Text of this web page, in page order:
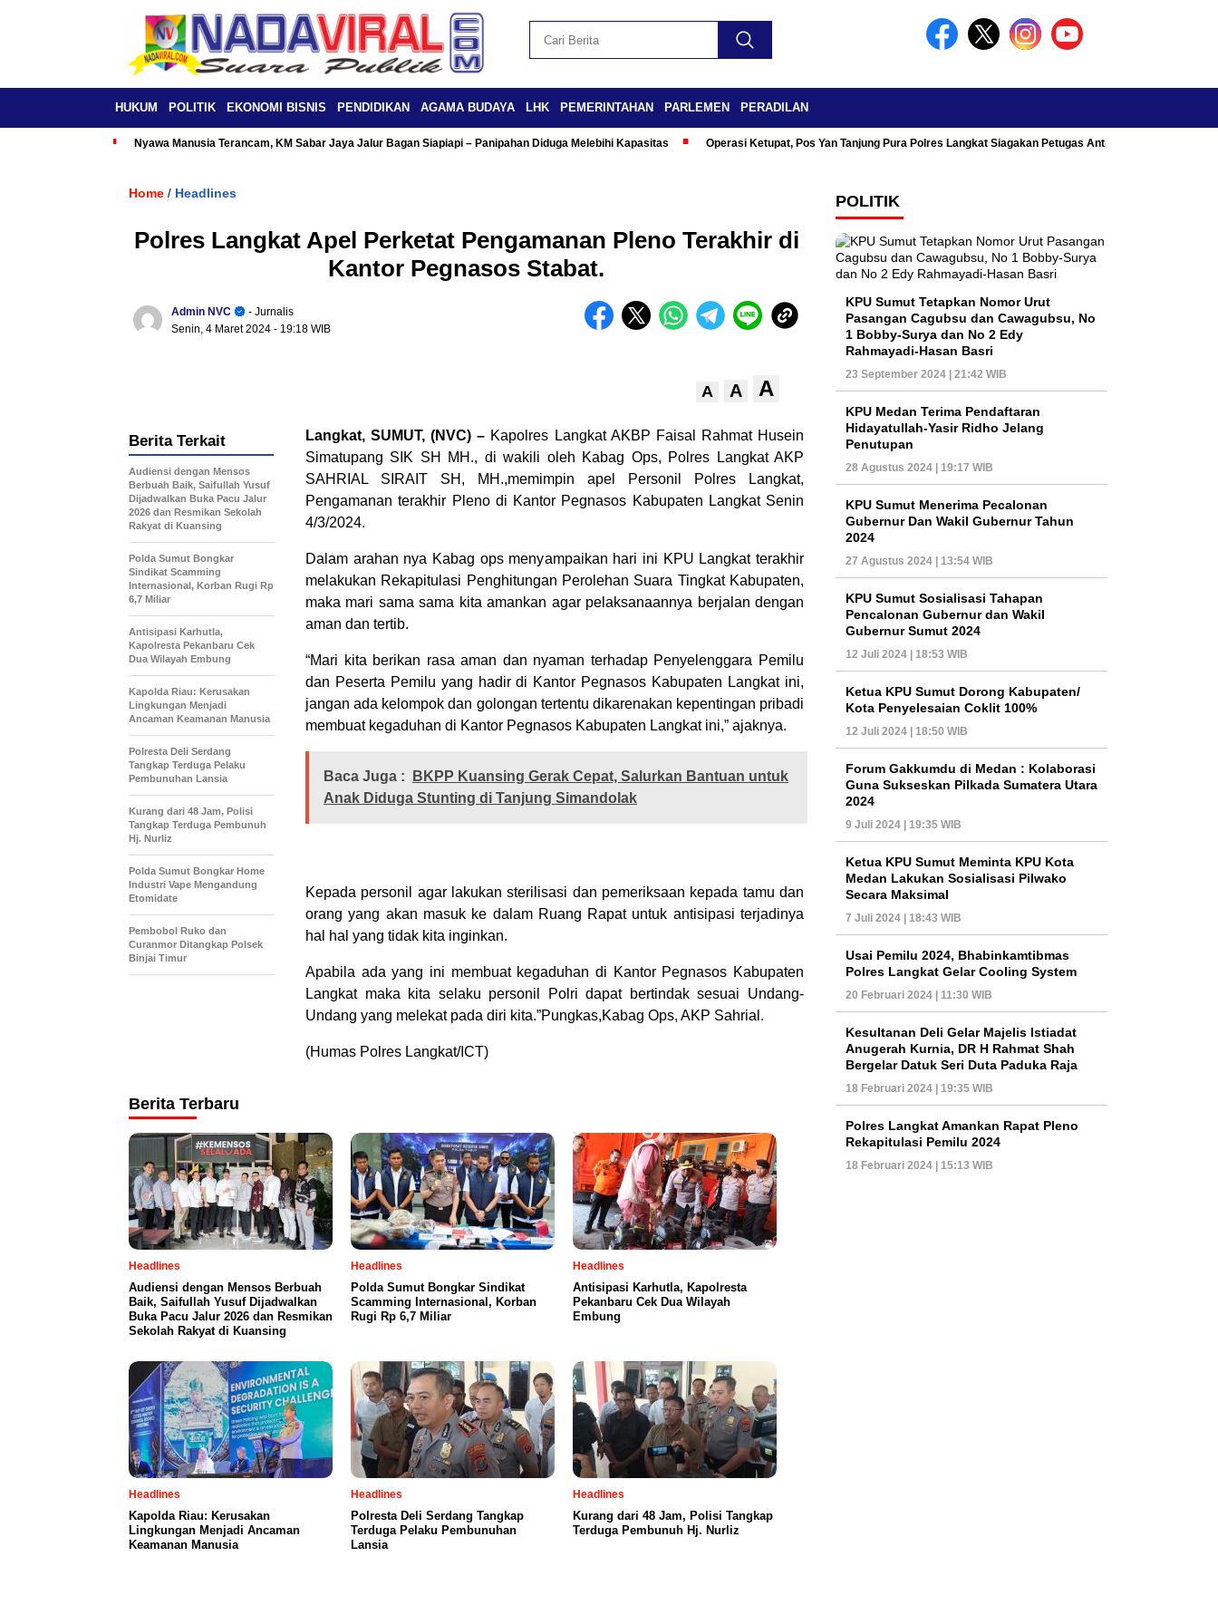
HUKUM POLITIK EKONOMI BISNIS PENDIDIKAN AGAMA BUDAYA LHK PEMERINTAHAN PARLEMEN PERADILAN
Nyawa Manusia Terancam, KM Sabar Jaya Jalur Bagan Siapiapi – Panipahan Diduga Melebihi Kapasitas Operasi Ketupat, Pos Yan Tanjung Pura Polres Langkat Siagakan Petugas Antisipasi Kemacetan
Home / Headlines
Polres Langkat Apel Perketat Pengamanan Pleno Terakhir di
Kantor Pegnasos Stabat.
Admin NVC
- Jurnalis
Senin, 4 Maret 2024 - 19:18 WIB
A A A
Langkat, SUMUT, (NVC) – Kapolres Langkat AKBP Faisal Rahmat Husein
Simatupang SIK SH MH., di wakili oleh Kabag Ops, Polres Langkat AKP
SAHRIAL SIRAIT SH, MH.,memimpin apel Personil Polres Langkat,
Pengamanan terakhir Pleno di Kantor Pegnasos Kabupaten Langkat Senin
4/3/2024.
Dalam arahan nya Kabag ops menyampaikan hari ini KPU Langkat terakhir
melakukan Rekapitulasi Penghitungan Perolehan Suara Tingkat Kabupaten,
maka mari sama sama kita amankan agar pelaksanaannya berjalan dengan
aman dan tertib.
“Mari kita berikan rasa aman dan nyaman terhadap Penyelenggara Pemilu
dan Peserta Pemilu yang hadir di Kantor Pegnasos Kabupaten Langkat ini,
jangan ada kelompok dan golongan tertentu dikarenakan kepentingan pribadi
membuat kegaduhan di Kantor Pegnasos Kabupaten Langkat ini,” ajaknya.
Baca Juga :
BKPP Kuansing Gerak Cepat, Salurkan Bantuan untuk
Anak Diduga Stunting di Tanjung Simandolak
Kepada personil agar lakukan sterilisasi dan pemeriksaan kepada tamu dan
orang yang akan masuk ke dalam Ruang Rapat untuk antisipasi terjadinya
hal hal yang tidak kita inginkan.
Apabila ada yang ini membuat kegaduhan di Kantor Pegnasos Kabupaten
Langkat maka kita selaku personil Polri dapat bertindak sesuai Undang-
Undang yang melekat pada diri kita.”Pungkas,Kabag Ops, AKP Sahrial.
(Humas Polres Langkat/ICT)
Berita Terkait
Audiensi dengan Mensos
Berbuah Baik, Saifullah Yusuf
Dijadwalkan Buka Pacu Jalur
2026 dan Resmikan Sekolah
Rakyat di Kuansing
Polda Sumut Bongkar
Sindikat Scamming
Internasional, Korban Rugi Rp
6,7 Miliar
Antisipasi Karhutla,
Kapolresta Pekanbaru Cek
Dua Wilayah Embung
Kapolda Riau: Kerusakan
Lingkungan Menjadi
Ancaman Keamanan Manusia
Polresta Deli Serdang
Tangkap Terduga Pelaku
Pembunuhan Lansia
Kurang dari 48 Jam, Polisi
Tangkap Terduga Pembunuh
Hj. Nurliz
Polda Sumut Bongkar Home
Industri Vape Mengandung
Etomidate
Pembobol Ruko dan
Curanmor Ditangkap Polsek
Binjai Timur
Berita Terbaru
Headlines
Audiensi dengan Mensos Berbuah
Baik, Saifullah Yusuf Dijadwalkan
Buka Pacu Jalur 2026 dan Resmikan
Sekolah Rakyat di Kuansing
Headlines
Polda Sumut Bongkar Sindikat
Scamming Internasional, Korban
Rugi Rp 6,7 Miliar
Headlines
Antisipasi Karhutla, Kapolresta
Pekanbaru Cek Dua Wilayah
Embung
Headlines
Kapolda Riau: Kerusakan
Lingkungan Menjadi Ancaman
Keamanan Manusia
Headlines
Polresta Deli Serdang Tangkap
Terduga Pelaku Pembunuhan
Lansia
Headlines
Kurang dari 48 Jam, Polisi Tangkap
Terduga Pembunuh Hj. Nurliz
POLITIK
KPU Sumut Tetapkan Nomor Urut
Pasangan Cagubsu dan Cawagubsu, No
1 Bobby-Surya dan No 2 Edy
Rahmayadi-Hasan Basri
23 September 2024 | 21:42 WIB
KPU Medan Terima Pendaftaran
Hidayatullah-Yasir Ridho Jelang
Penutupan
28 Agustus 2024 | 19:17 WIB
KPU Sumut Menerima Pecalonan
Gubernur Dan Wakil Gubernur Tahun
2024
27 Agustus 2024 | 13:54 WIB
KPU Sumut Sosialisasi Tahapan
Pencalonan Gubernur dan Wakil
Gubernur Sumut 2024
12 Juli 2024 | 18:53 WIB
Ketua KPU Sumut Dorong Kabupaten/
Kota Penyelesaian Coklit 100%
12 Juli 2024 | 18:50 WIB
Forum Gakkumdu di Medan : Kolaborasi
Guna Sukseskan Pilkada Sumatera Utara
2024
9 Juli 2024 | 19:35 WIB
Ketua KPU Sumut Meminta KPU Kota
Medan Lakukan Sosialisasi Pilwako
Secara Maksimal
7 Juli 2024 | 18:43 WIB
Usai Pemilu 2024, Bhabinkamtibmas
Polres Langkat Gelar Cooling System
20 Februari 2024 | 11:30 WIB
Kesultanan Deli Gelar Majelis Istiadat
Anugerah Kurnia, DR H Rahmat Shah
Bergelar Datuk Seri Duta Paduka Raja
18 Februari 2024 | 19:35 WIB
Polres Langkat Amankan Rapat Pleno
Rekapitulasi Pemilu 2024
18 Februari 2024 | 15:13 WIB